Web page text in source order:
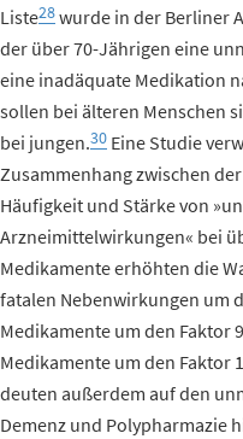
Liste28wurde in der Berliner
der über 70-Jährigen eine
eine inadäquate Medikation
sollen bei älteren Menschen
bei jungen.30 Eine Studie
Zusammenhang zwischen
Häufigkeit und Stärke von
Arzneimittelwirkungen« bei
Medikamente erhöhten die
fatalen Nebenwirkungen um
Medikamente um den Faktor
Medikamente um den Faktor
deuten außerdem auf den
Demenz und Polypharmazie